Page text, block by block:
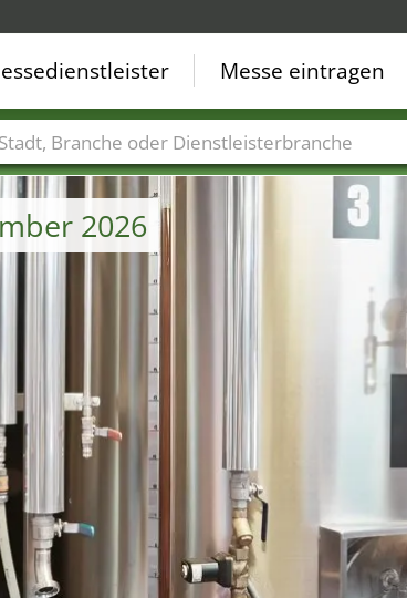
2026
Messe eintragen
Branchen Dienstleisterbranchen